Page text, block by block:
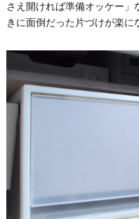
さえ開ければ準備オッケー」
きに面倒だった片づけが楽に